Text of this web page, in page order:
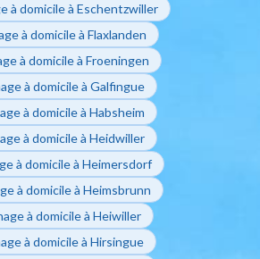
à domicile à Eschentzwiller
à domicile à Flaxlanden
à domicile à Froeningen
à domicile à Galfingue
à domicile à Habsheim
à domicile à Heidwiller
à domicile à Heimersdorf
à domicile à Heimsbrunn
à domicile à Heiwiller
à domicile à Hirsingue